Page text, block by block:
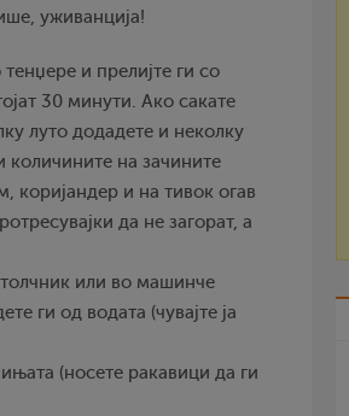
уживанција!
и прелијте ги со
30 минути. Ако сакате
луто додадете и неколку
количините на зачините
коријандер и на тивок огав
да не загорат, а
или во машинче
ги од водата (чувајте ја
(носете ракавици да ги